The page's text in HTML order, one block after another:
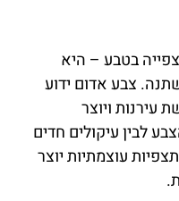
בטבע – היא
צבע אדום ידוע
עירנות ויוצר
לבין עיקולים חדים
עוצמתיות יוצר